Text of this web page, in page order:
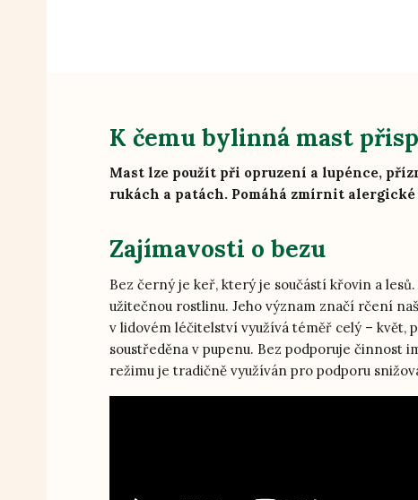
K čemu bylinná mast
Mast lze použít při opruzení a lupénce,
rukách a patách. Pomáhá zmírnit alergické
Zajímavosti o bezu
Bez černý je keř, který je součástí křovin a
užitečnou rostlinu. Jeho význam značí rčení
v lidovém léčitelství využívá téměř celý – květ,
soustředěna v pupenu. Bez podporuje činnost
režimu je tradičně využíván pro podporu